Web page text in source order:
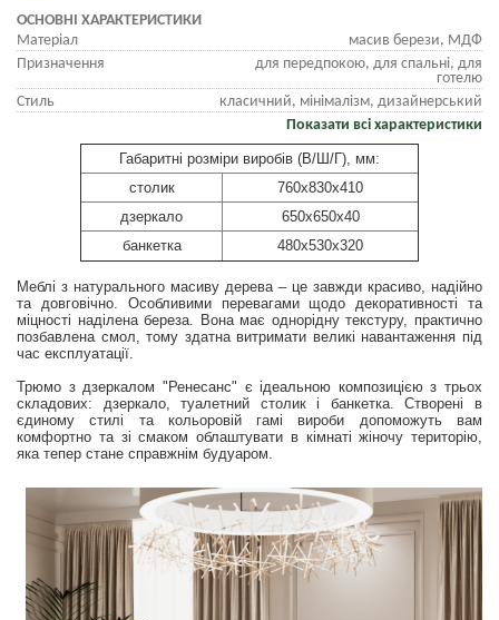
ОСНОВНІ ХАРАКТЕРИСТИКИ
Матеріал
масив берези, МДФ
Призначення
для передпокою, для спальні, для
готелю
Стиль
класичний, мінімалізм, дизайнерський
Показати всі характеристики
Габаритні розміри виробів (В/Ш/Г), мм:
столик
760x830x410
дзеркало
650x650x40
банкетка
480x530x320
Меблі з натурального масиву дерева – це завжди красиво, надійно
та довговічно. Особливими перевагами щодо декоративності та
міцності наділена береза. Вона має однорідну текстуру, практично
позбавлена смол, тому здатна витримати великі навантаження під
час експлуатації.
Трюмо з дзеркалом "Ренесанс" є ідеальною композицією з трьох
складових: дзеркало, туалетний столик і банкетка. Створені в
єдиному стилі та кольоровій гамі вироби допоможуть вам
комфортно та зі смаком облаштувати в кімнаті жіночу територію,
яка тепер стане справжнім будуаром.